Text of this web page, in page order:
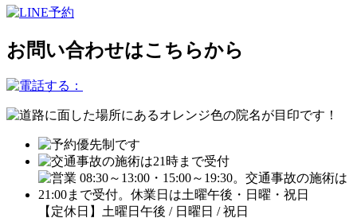
お問い合わせはこちらから
【定休日】土曜日午後 / 日曜日 / 祝日